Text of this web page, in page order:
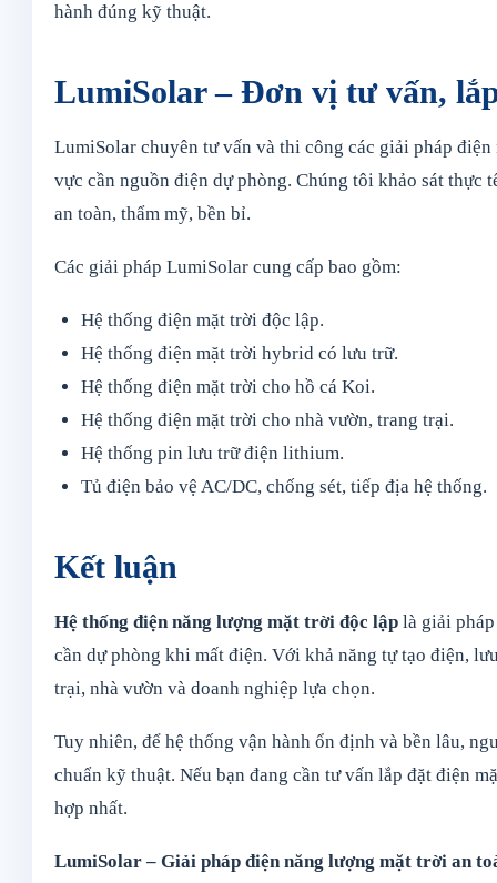
hành đúng kỹ thuật.
LumiSolar – Đơn vị tư vấn,
LumiSolar chuyên tư vấn và thi công các giải pháp
vực cần nguồn điện dự phòng. Chúng tôi khảo sát
an toàn, thẩm mỹ, bền bỉ.
Các giải pháp LumiSolar cung cấp bao gồm:
Hệ thống điện mặt trời độc lập.
Hệ thống điện mặt trời hybrid có lưu trữ.
Hệ thống điện mặt trời cho hồ cá Koi.
Hệ thống điện mặt trời cho nhà vườn, trang trại.
Hệ thống pin lưu trữ điện lithium.
Tủ điện bảo vệ AC/DC, chống sét, tiếp địa hệ thống.
Kết luận
Hệ thống điện năng lượng mặt trời độc lập là giải
cần dự phòng khi mất điện. Với khả năng tự tạo điện,
trại, nhà vườn và doanh nghiệp lựa chọn.
Tuy nhiên, để hệ thống vận hành ổn định và bền lâu,
chuẩn kỹ thuật. Nếu bạn đang cần tư vấn lắp đặt điện
hợp nhất.
LumiSolar – Giải pháp điện năng lượng mặt trời an